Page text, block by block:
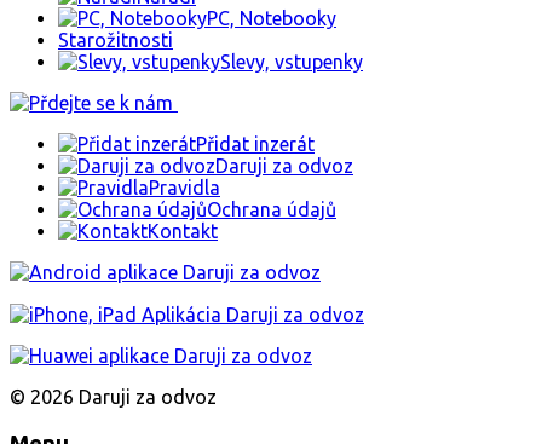
PC, Notebooky
Starožitnosti
Slevy, vstupenky
Přidat inzerát
Daruji za odvoz
Pravidla
Ochrana údajů
Kontakt
© 2026 Daruji za odvoz